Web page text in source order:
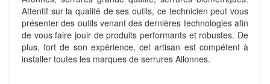
Attentif sur la qualité de ses outils, ce technicien peut vous
présenter des outils venant des dernières technologies afin
de vous faire jouir de produits performants et robustes. De
plus, fort de son expérience, cet artisan est compétent à
installer toutes les marques de serrures Allonnes.